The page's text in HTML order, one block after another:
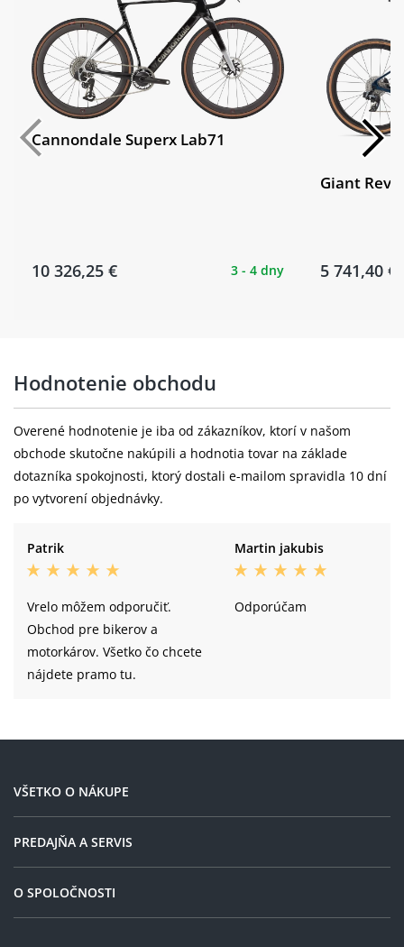
Cannondale Superx Lab71
10 326,25 € 3 - 4 dny
Giant
5 741,40 €
Hodnotenie obchodu
Overené hodnotenie je iba od zákazníkov, ktorí v našom
obchode skutočne nakúpili a hodnotia tovar na základe
dotazníka spokojnosti, ktorý dostali e-mailom spravidla 10 dní
po vytvorení objednávky.
Patrik
Vrelo môžem odporučiť.
Obchod pre bikerov a
motorkárov. Všetko čo chcete
nájdete pramo tu.
Martin jakubis
Odporúčam
VŠETKO O NÁKUPE
PREDAJŇA A SERVIS
O SPOLOČNOSTI